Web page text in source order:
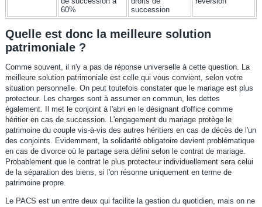
60%
succession
Quelle est donc la meilleure solution
patrimoniale ?
Comme souvent, il n'y a pas de réponse universelle à cette question. La
meilleure solution patrimoniale est celle qui vous convient, selon votre
situation personnelle. On peut toutefois constater que le mariage est plus
protecteur. Les charges sont à assumer en commun, les dettes
également. Il met le conjoint à l'abri en le désignant d'office comme
héritier en cas de succession. L'engagement du mariage protège le
patrimoine du couple vis-à-vis des autres héritiers en cas de décès de l'un
des conjoints. Evidemment, la solidarité obligatoire devient problématique
en cas de divorce où le partage sera défini selon le contrat de mariage.
Probablement que le contrat le plus protecteur individuellement sera celui
de la séparation des biens, si l'on résonne uniquement en terme de
patrimoine propre.
Le PACS est un entre deux qui facilite la gestion du quotidien, mais on ne